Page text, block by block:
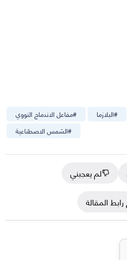
#مفاعل الاندماج النووي #البلازما
#الشمس الاصطناعية
لم يعجبني
المقالة